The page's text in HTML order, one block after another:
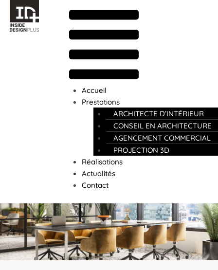
Accueil
Prestations
ARCHITECTE D’INTÉRIEUR
CONSEIL EN ARCHITECTURE
AGENCEMENT COMMERCIAL
PROJECTION 3D
Réalisations
Actualités
Contact